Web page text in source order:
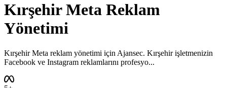
KırşehirMeta Reklam
Yönetimi
Kırşehir Meta reklam yönetimi için Ajansec. Kırşehir işletmenizin
Facebook ve Instagram reklamlarını profesyo...